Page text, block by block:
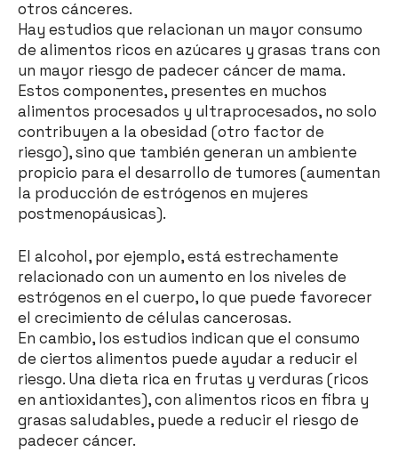
otros cánceres.
Hay estudios que relacionan un mayor consumo
de alimentos ricos en azúcares y grasas trans con
un mayor riesgo de padecer cáncer de mama.
Estos componentes, presentes en muchos
alimentos procesados y ultraprocesados, no solo
contribuyen a la obesidad (otro factor de
riesgo), sino que también generan un ambiente
propicio para el desarrollo de tumores (aumentan
la producción de estrógenos en mujeres
postmenopáusicas).
El alcohol, por ejemplo, está estrechamente
relacionado con un aumento en los niveles de
estrógenos en el cuerpo, lo que puede favorecer
el crecimiento de células cancerosas.
En cambio, los estudios indican que el consumo
de ciertos alimentos puede ayudar a reducir el
riesgo. Una dieta rica en frutas y verduras (ricos
en antioxidantes), con alimentos ricos en fibra y
grasas saludables, puede a reducir el riesgo de
padecer cáncer.